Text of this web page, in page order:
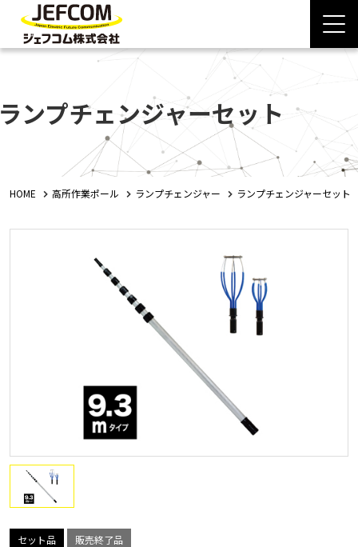
ンプチェンジャーセット
HOME 高所作業ポール ランプチェンジャー ランプチェンジャーセット
セット品 販売終了品